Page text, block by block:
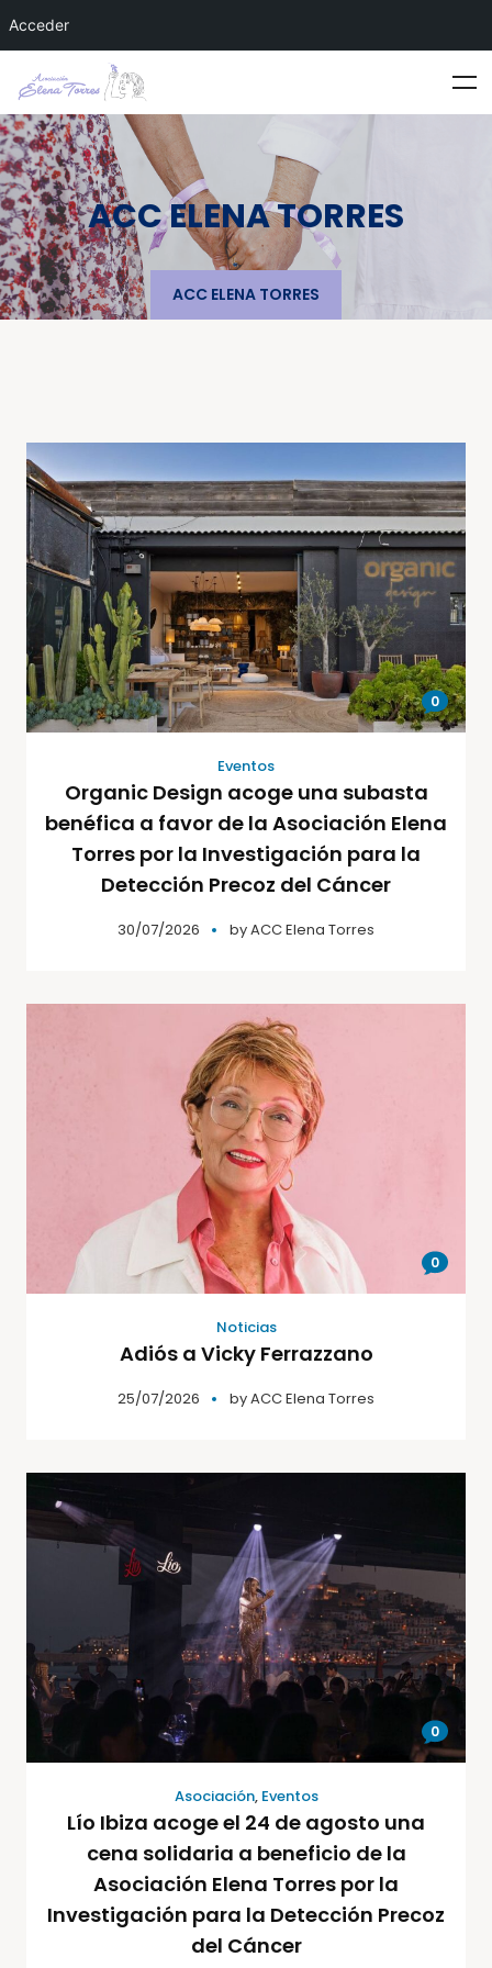
ACC ELENA TORRES
ACC ELENA TORRES
0
Eventos
Organic Design acoge una subasta
benéfica a favor de la Asociación Elena
Torres por la Investigación para la
Detección Precoz del Cáncer
30/07/2026 byACC Elena Torres
0
Noticias
Adiós a Vicky Ferrazzano
25/07/2026 byACC Elena Torres
0
Asociación, Eventos
Lío Ibiza acoge el 24 de agosto una
cena solidaria a beneficio de la
Asociación Elena Torres por la
Investigación para la Detección Precoz
del Cáncer
Acceder